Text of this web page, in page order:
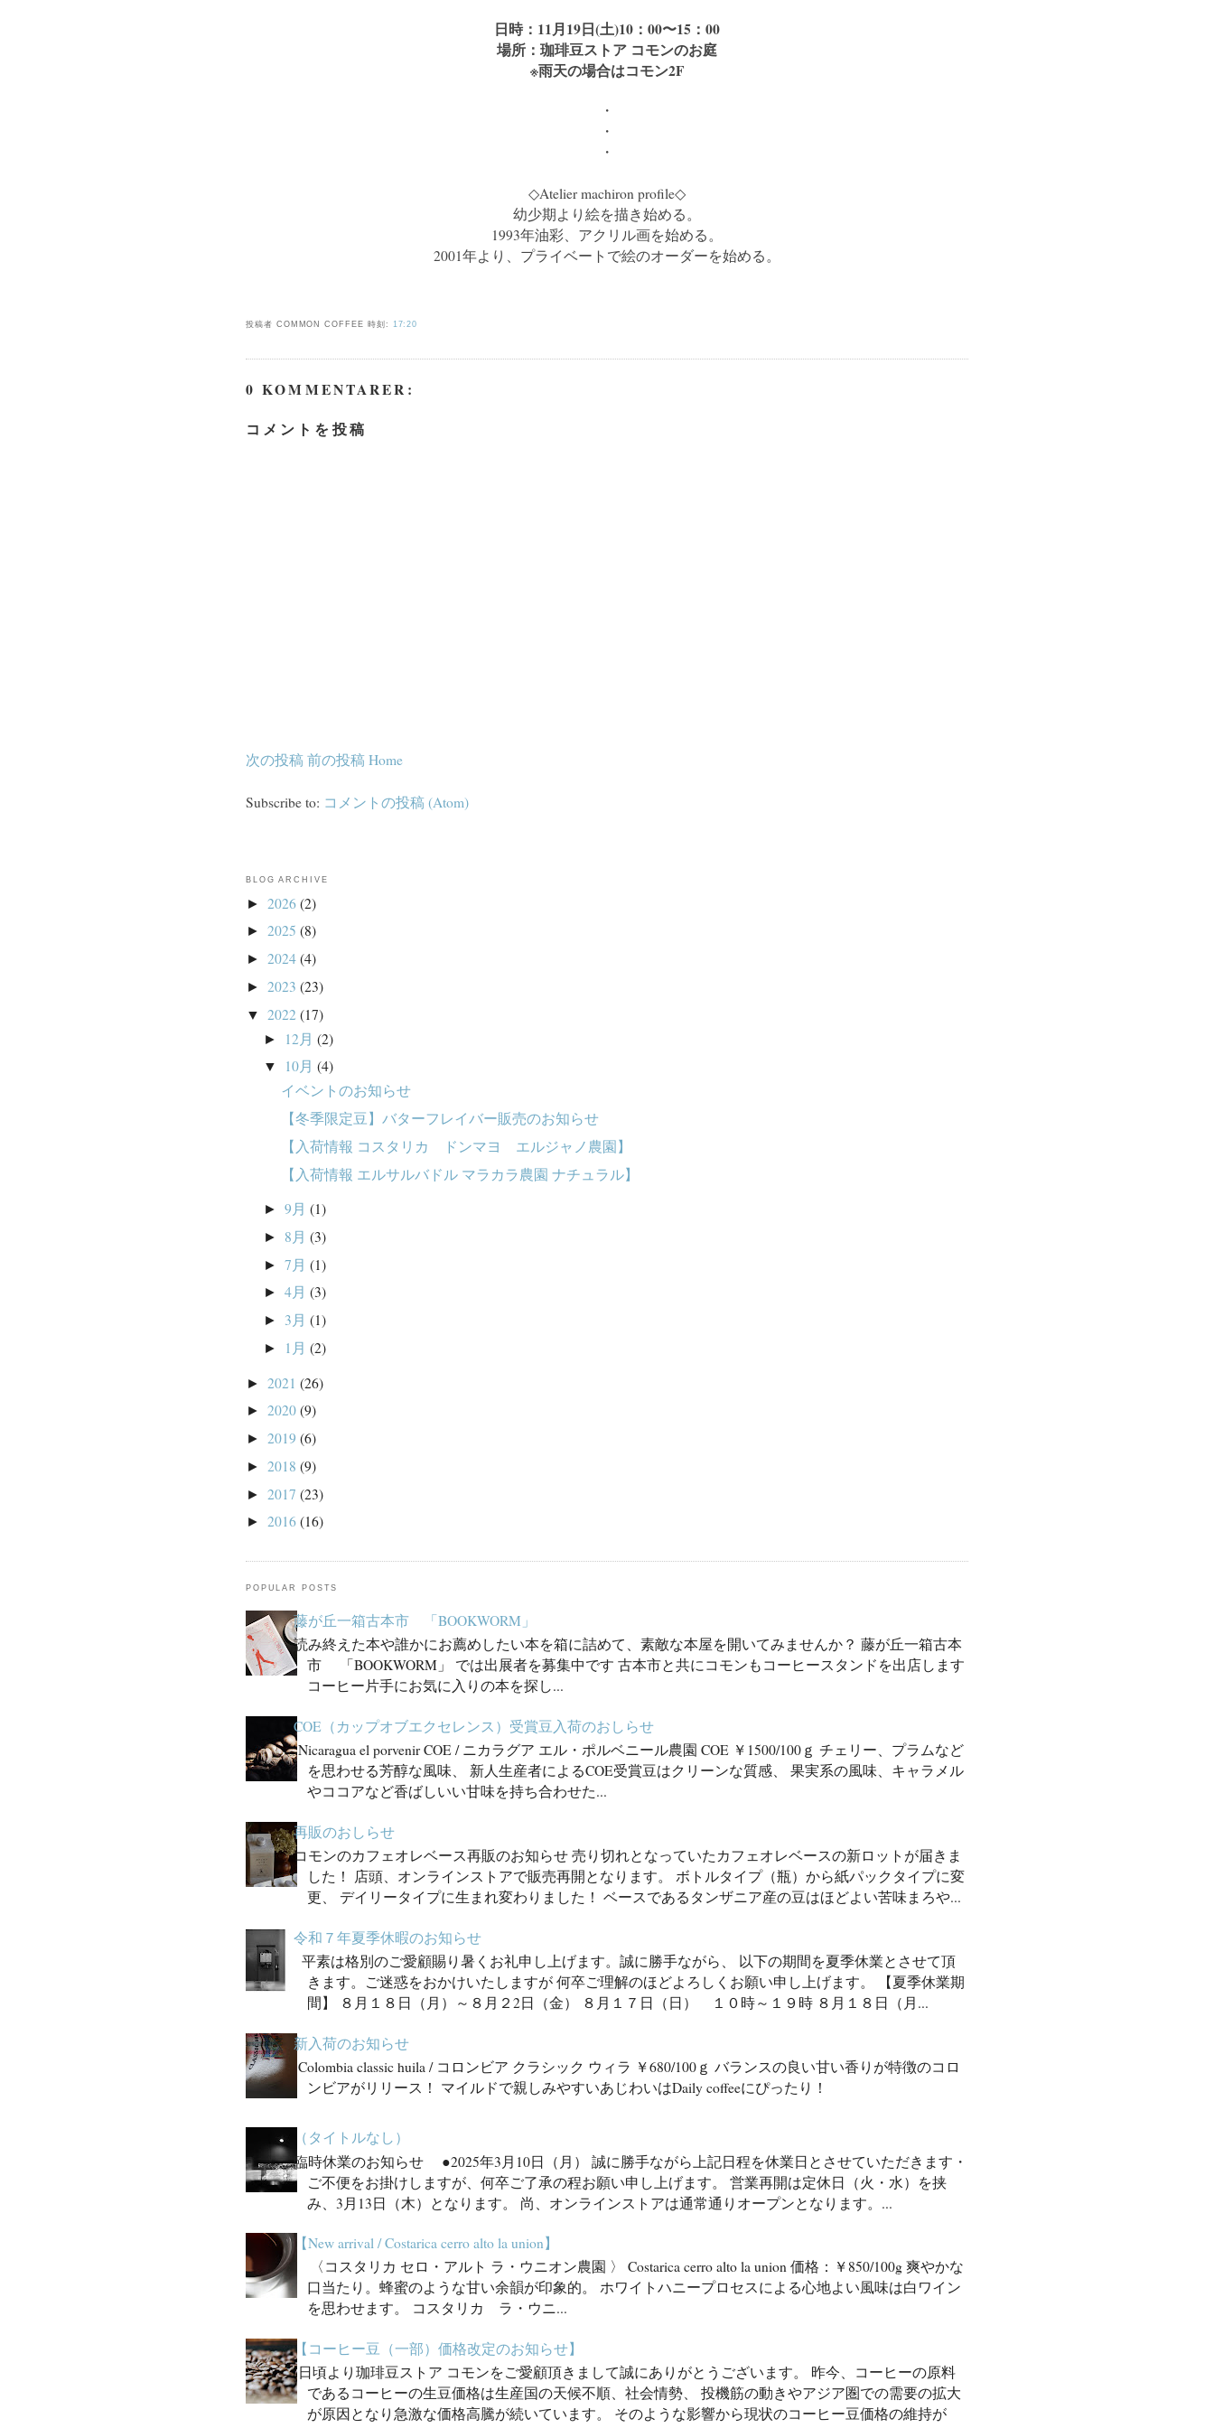
日時：11月19日(土)10：00〜15：00
場所：珈琲豆ストア コモンのお庭
※雨天の場合はコモン2F
・
・
・
◇Atelier machiron profile◇
幼少期より絵を描き始める。
1993年油彩、アクリル画を始める。
2001年より、プライベートで絵のオーダーを始める。
投稿者 COMMON COFFEE 時刻: 17:20
0 KOMMENTARER:
コメントを投稿
次の投稿 前の投稿 Home
Subscribe to: コメントの投稿 (Atom)
BLOG ARCHIVE
► 2026 (2)
► 2025 (8)
► 2024 (4)
► 2023 (23)
▼ 2022 (17)
► 12月 (2)
▼ 10月 (4)
イベントのお知らせ
【冬季限定豆】バターフレイバー販売のお知らせ
【入荷情報 コスタリカ ドンマヨ エルジャノ農園】
【入荷情報 エルサルバドル マラカラ農園 ナチュラル】
► 9月 (1)
► 8月 (3)
► 7月 (1)
► 4月 (3)
► 3月 (1)
► 1月 (2)
► 2021 (26)
► 2020 (9)
► 2019 (6)
► 2018 (9)
► 2017 (23)
► 2016 (16)
POPULAR POSTS
藤が丘一箱古本市 「BOOKWORM」
読み終えた本や誰かにお薦めしたい本を箱に詰めて、素敵な本屋を開いてみませんか？ 藤が丘一箱古本
市 「BOOKWORM」 では出展者を募集中です 古本市と共にコモンもコーヒースタンドを出店します
コーヒー片手にお気に入りの本を探し...
COE（カップオブエクセレンス）受賞豆入荷のおしらせ
Nicaragua el porvenir COE / ニカラグア エル・ポルベニール農園 COE ￥1500/100ｇ チェリー、プラムなど
を思わせる芳醇な風味、 新人生産者によるCOE受賞豆はクリーンな質感、 果実系の風味、キャラメル
やココアなど香ばしいい甘味を持ち合わせた...
再販のおしらせ
コモンのカフェオレベース再販のお知らせ 売り切れとなっていたカフェオレベースの新ロットが届きま
した！ 店頭、オンラインストアで販売再開となります。 ボトルタイプ（瓶）から紙パックタイプに変
更、 デイリータイプに生まれ変わりました！ ベースであるタンザニア産の豆はほどよい苦味まろや...
令和７年夏季休暇のお知らせ
平素は格別のご愛顧賜り暑くお礼申し上げます。誠に勝手ながら、 以下の期間を夏季休業とさせて頂
きます。ご迷惑をおかけいたしますが 何卒ご理解のほどよろしくお願い申し上げます。 【夏季休業期
間】 ８月１８日（月）～８月２2日（金） ８月１７日（日） １０時～１９時 ８月１８日（月...
新入荷のお知らせ
Colombia classic huila / コロンビア クラシック ウィラ ￥680/100ｇ バランスの良い甘い香りが特徴のコロ
ンビアがリリース！ マイルドで親しみやすいあじわいはDaily coffeeにぴったり！
（タイトルなし）
臨時休業のお知らせ ●2025年3月10日（月） 誠に勝手ながら上記日程を休業日とさせていただきます・
ご不便をお掛けしますが、何卒ご了承の程お願い申し上げます。 営業再開は定休日（火・水）を挟
み、3月13日（木）となります。 尚、オンラインストアは通常通りオープンとなります。...
【New arrival / Costarica cerro alto la union】
〈コスタリカ セロ・アルト ラ・ウニオン農園 〉 Costarica cerro alto la union 価格：￥850/100g 爽やかな
口当たり。蜂蜜のような甘い余韻が印象的。 ホワイトハニープロセスによる心地よい風味は白ワイン
を思わせます。 コスタリカ ラ・ウニ...
【コーヒー豆（一部）価格改定のお知らせ】
日頃より珈琲豆ストア コモンをご愛顧頂きまして誠にありがとうございます。 昨今、コーヒーの原料
であるコーヒーの生豆価格は生産国の天候不順、社会情勢、 投機筋の動きやアジア圏での需要の拡大
が原因となり急激な価格高騰が続いています。 そのような影響から現状のコーヒー豆価格の維持が